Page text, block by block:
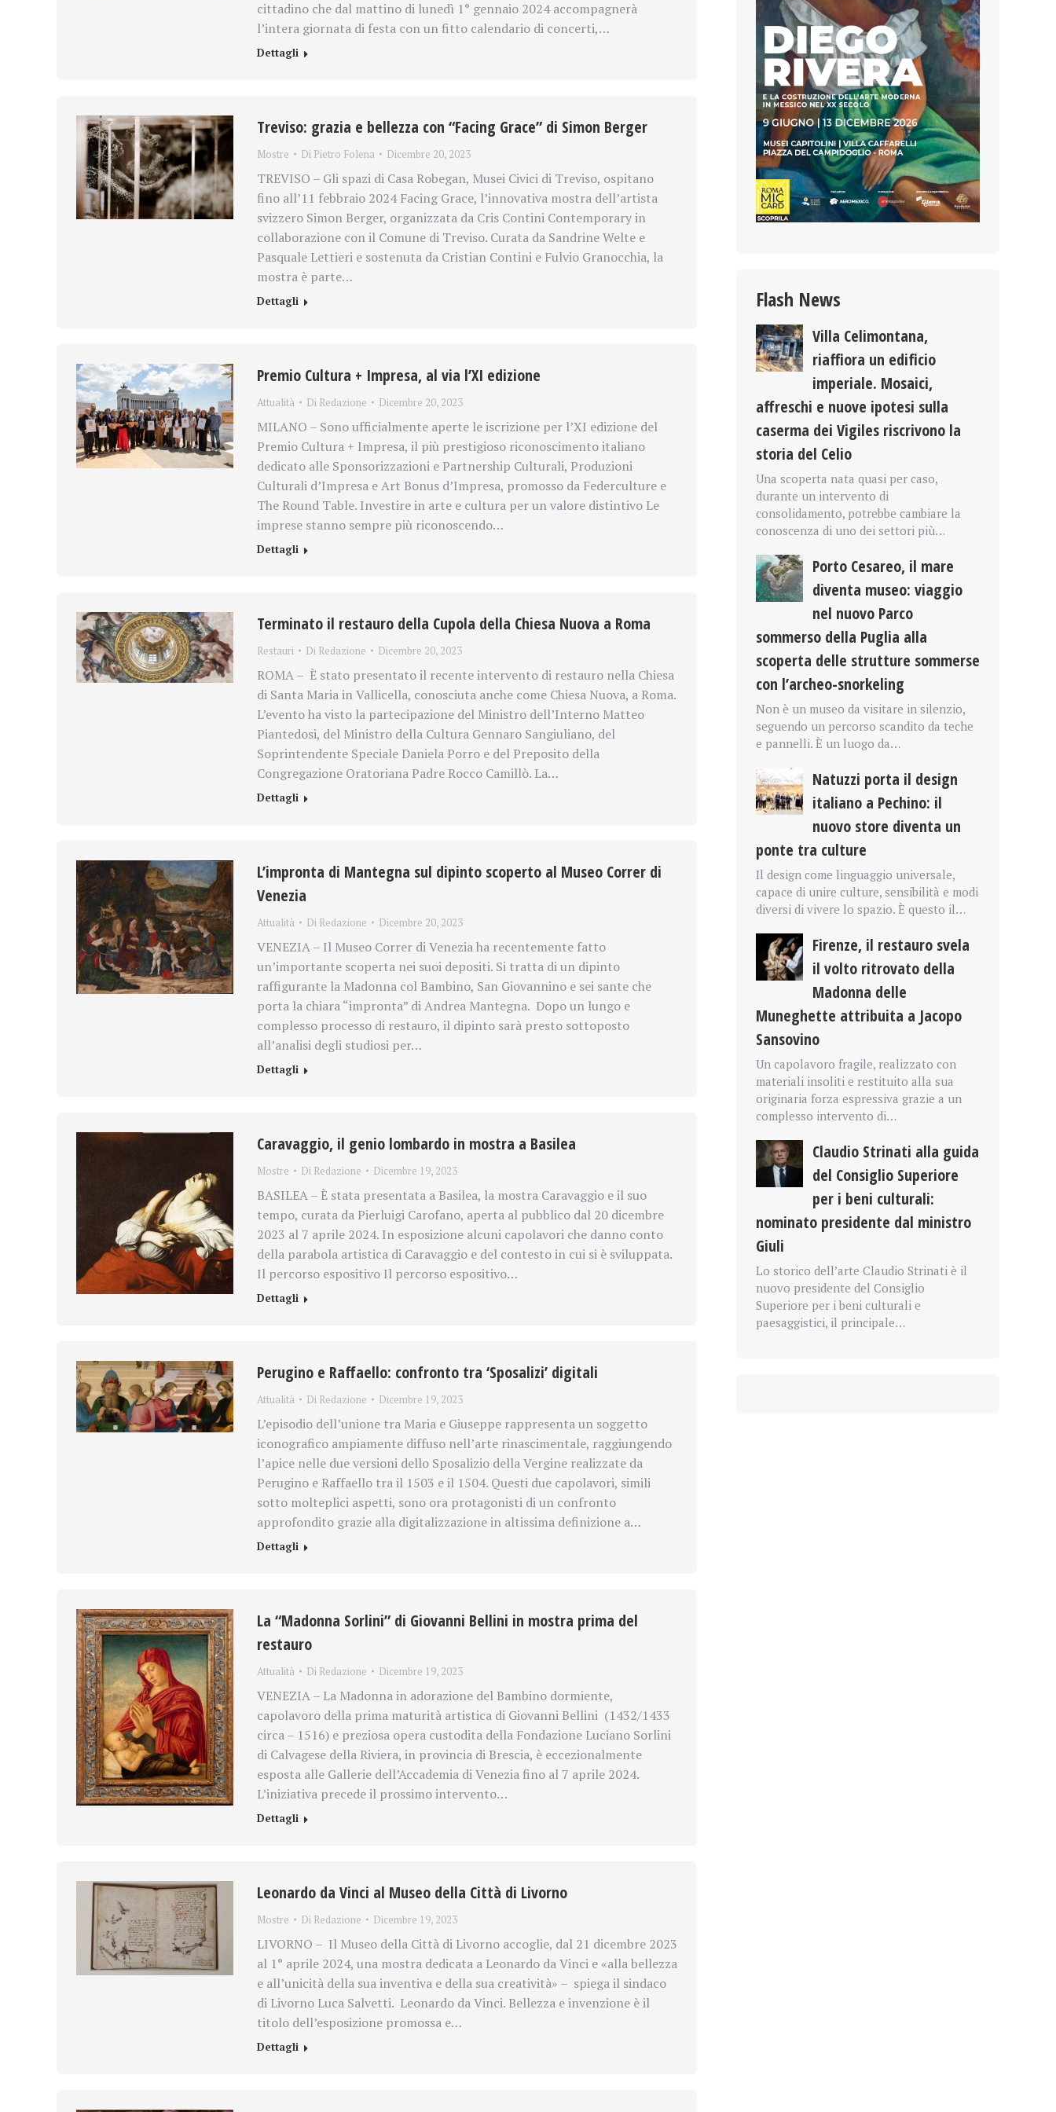
cittadino che dal mattino di lunedì 1° gennaio 2024 accompagnerà
l’intera giornata di festa con un fitto calendario di concerti,…
Dettagli
Treviso: grazia e bellezza con “Facing Grace” di Simon Berger
Mostre Di Pietro Folena Dicembre 20, 2023
TREVISO – Gli spazi di Casa Robegan, Musei Civici di Treviso, ospitano
fino all’11 febbraio 2024 Facing Grace, l’innovativa mostra dell’artista
svizzero Simon Berger, organizzata da Cris Contini Contemporary in
collaborazione con il Comune di Treviso. Curata da Sandrine Welte e
Pasquale Lettieri e sostenuta da Cristian Contini e Fulvio Granocchia, la
mostra è parte…
Dettagli
Premio Cultura + Impresa, al via l’XI edizione
Attualità Di Redazione Dicembre 20, 2023
MILANO – Sono ufficialmente aperte le iscrizione per l’XI edizione del
Premio Cultura + Impresa, il più prestigioso riconoscimento italiano
dedicato alle Sponsorizzazioni e Partnership Culturali, Produzioni
Culturali d’Impresa e Art Bonus d’Impresa, promosso da Federculture e
The Round Table. Investire in arte e cultura per un valore distintivo Le
imprese stanno sempre più riconoscendo…
Dettagli
Terminato il restauro della Cupola della Chiesa Nuova a Roma
Restauri Di Redazione Dicembre 20, 2023
ROMA – È stato presentato il recente intervento di restauro nella Chiesa
di Santa Maria in Vallicella, conosciuta anche come Chiesa Nuova, a Roma.
L’evento ha visto la partecipazione del Ministro dell’Interno Matteo
Piantedosi, del Ministro della Cultura Gennaro Sangiuliano, del
Soprintendente Speciale Daniela Porro e del Preposito della
Congregazione Oratoriana Padre Rocco Camillò. La…
Dettagli
L’impronta di Mantegna sul dipinto scoperto al Museo Correr di
Venezia
Attualità Di Redazione Dicembre 20, 2023
VENEZIA – Il Museo Correr di Venezia ha recentemente fatto
un’importante scoperta nei suoi depositi. Si tratta di un dipinto
raffigurante la Madonna col Bambino, San Giovannino e sei sante che
porta la chiara “impronta” di Andrea Mantegna. Dopo un lungo e
complesso processo di restauro, il dipinto sarà presto sottoposto
all’analisi degli studiosi per…
Dettagli
Caravaggio, il genio lombardo in mostra a Basilea
Mostre Di Redazione Dicembre 19, 2023
BASILEA – È stata presentata a Basilea, la mostra Caravaggio e il suo
tempo, curata da Pierluigi Carofano, aperta al pubblico dal 20 dicembre
2023 al 7 aprile 2024. In esposizione alcuni capolavori che danno conto
della parabola artistica di Caravaggio e del contesto in cui si è sviluppata.
Il percorso espositivo Il percorso espositivo…
Dettagli
Perugino e Raffaello: confronto tra ‘Sposalizi’ digitali
Attualità Di Redazione Dicembre 19, 2023
L’episodio dell’unione tra Maria e Giuseppe rappresenta un soggetto
iconografico ampiamente diffuso nell’arte rinascimentale, raggiungendo
l’apice nelle due versioni dello Sposalizio della Vergine realizzate da
Perugino e Raffaello tra il 1503 e il 1504. Questi due capolavori, simili
sotto molteplici aspetti, sono ora protagonisti di un confronto
approfondito grazie alla digitalizzazione in altissima definizione a…
Dettagli
La “Madonna Sorlini” di Giovanni Bellini in mostra prima del
restauro
Attualità Di Redazione Dicembre 19, 2023
VENEZIA – La Madonna in adorazione del Bambino dormiente,
capolavoro della prima maturità artistica di Giovanni Bellini (1432/1433
circa – 1516) e preziosa opera custodita della Fondazione Luciano Sorlini
di Calvagese della Riviera, in provincia di Brescia, è eccezionalmente
esposta alle Gallerie dell’Accademia di Venezia fino al 7 aprile 2024.
L’iniziativa precede il prossimo intervento…
Dettagli
Leonardo da Vinci al Museo della Città di Livorno
Mostre Di Redazione Dicembre 19, 2023
LIVORNO – Il Museo della Città di Livorno accoglie, dal 21 dicembre 2023
al 1° aprile 2024, una mostra dedicata a Leonardo da Vinci e «alla bellezza
e all’unicità della sua inventiva e della sua creatività» – spiega il sindaco
di Livorno Luca Salvetti. Leonardo da Vinci. Bellezza e invenzione è il
titolo dell’esposizione promossa e…
Dettagli
Flash News
Villa Celimontana,
riaffiora un edificio
imperiale. Mosaici,
affreschi e nuove ipotesi sulla
caserma dei Vigiles riscrivono la
storia del Celio
Una scoperta nata quasi per caso,
durante un intervento di
consolidamento, potrebbe cambiare la
conoscenza di uno dei settori più…
Porto Cesareo, il mare
diventa museo: viaggio
nel nuovo Parco
sommerso della Puglia alla
scoperta delle strutture sommerse
con l’archeo-snorkeling
Non è un museo da visitare in silenzio,
seguendo un percorso scandito da teche
e pannelli. È un luogo da…
Natuzzi porta il design
italiano a Pechino: il
nuovo store diventa un
ponte tra culture
Il design come linguaggio universale,
capace di unire culture, sensibilità e modi
diversi di vivere lo spazio. È questo il…
Firenze, il restauro svela
il volto ritrovato della
Madonna delle
Muneghette attribuita a Jacopo
Sansovino
Un capolavoro fragile, realizzato con
materiali insoliti e restituito alla sua
originaria forza espressiva grazie a un
complesso intervento di…
Claudio Strinati alla guida
del Consiglio Superiore
per i beni culturali:
nominato presidente dal ministro
Giuli
Lo storico dell’arte Claudio Strinati è il
nuovo presidente del Consiglio
Superiore per i beni culturali e
paesaggistici, il principale…